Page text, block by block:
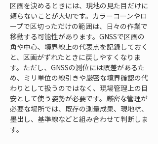
区画を決めるときには、現地の見た目だけに
頼らないことが大切です。カラーコーンやロ
ープで区切っただけの範囲は、日々の作業で
移動する可能性があります。GNSSで区画の
角や中心、境界線上の代表点を記録しておく
と、区画がずれたときに戻しやすくなりま
す。ただし、GNSSの測位には誤差があるた
め、ミリ単位の線引きや厳密な境界確認の代
わりとして扱うのではなく、現場管理上の目
安として使う姿勢が必要です。厳密な管理が
必要な場所では、既存の測量成果、現地杭、
墨出し、基準線などと組み合わせて判断しま
す。